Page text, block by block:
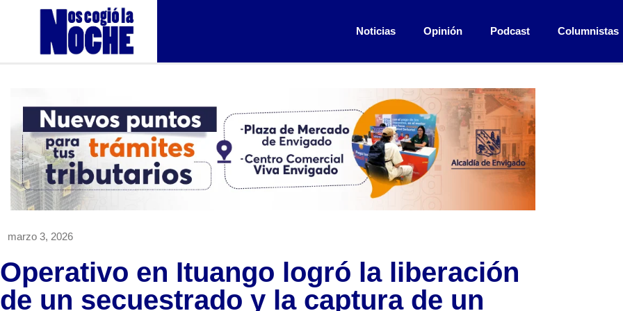
Noticias Opinión Podcast Columnistas
marzo 3, 2026
Operativo en Ituango logró la liberación
de un secuestrado y la captura de un